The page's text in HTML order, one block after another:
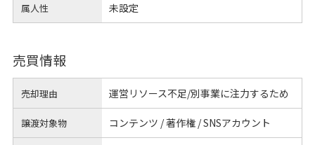
属人性 未設定
売買情報
売却理由 運営リソース不足/別事業に注力するため
譲渡対象物 コンテンツ / 著作権 / SNSアカウント